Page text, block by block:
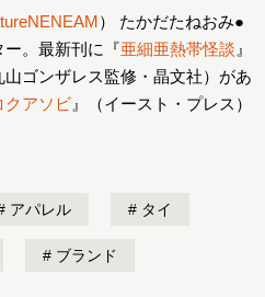
） たかだたねおみ●
ー。最新刊に『亜細亜熱帯怪談 』
山ゴンザレス監修・晶文社）があ
クアソビ 』（イースト・プレス）
アパレル タイ
ブランド